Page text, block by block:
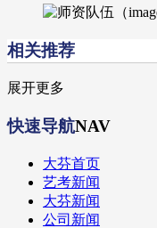
相关推荐
展开更多
快速导航NAV
大芬首页
艺考新闻
大芬新闻
公司新闻